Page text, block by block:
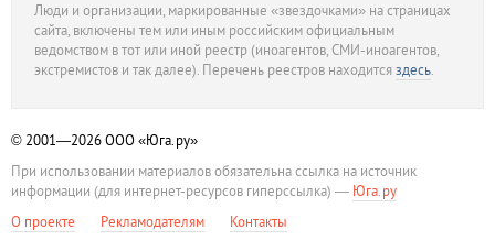
Люди и организации, маркированные «звездочками» на страницах
сайта, включены тем или иным российским официальным
ведомством в тот или иной реестр (иноагентов, СМИ-иноагентов,
экстремистов и так далее). Перечень реестров находитсяздесь.
© 2001—2026ООО «Юга.ру»
При использовании материалов обязательна ссылка на источник
информации (для интернет-ресурсов гиперссылка) — Юга.ру
О проекте
Рекламодателям Контакты